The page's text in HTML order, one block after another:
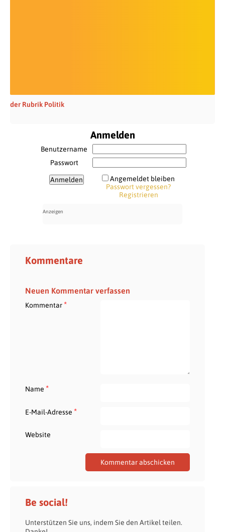
der Rubrik Politik
Anmelden
Benutzername
Passwort
Angemeldet bleiben
Passwort vergessen?
Registrieren
Kommentare
Neuen Kommentar verfassen
Kommentar*
Name *
E-Mail-Adresse *
Website
Be social!
Unterstützen Sie uns, indem Sie den Artikel teilen.